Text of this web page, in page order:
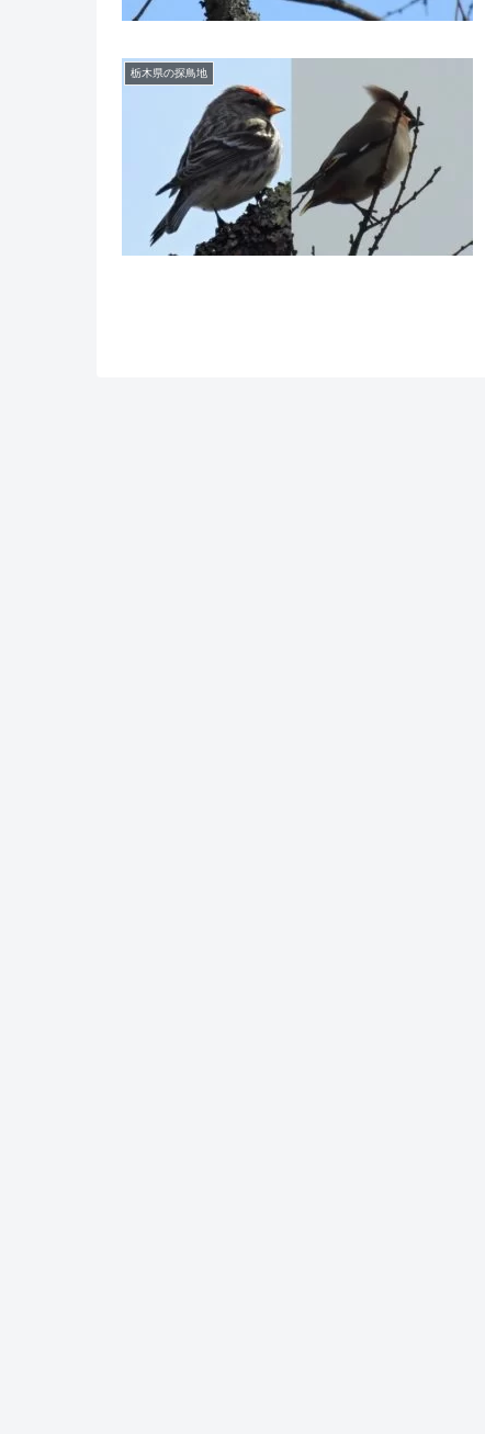
栃木県の探鳥地